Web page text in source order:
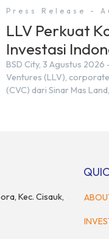
Press Release -
LLV Perkuat
Investasi
Jepang (FDI)
BSD City, 3 Agustus 2026
Ventures (LLV),
(CVC) dari Sinar Mas
Bayu Seto (Partner at
dan Kosuke Kawata […]
Kec. Cisauk,